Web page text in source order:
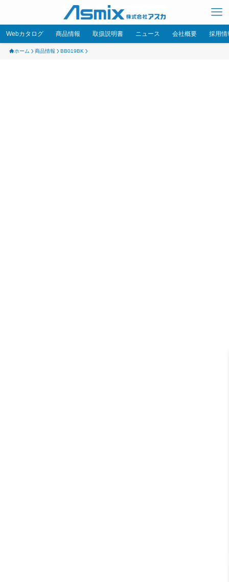
Webカタログ 商品情報 取扱説明書 ニュース 会社概要 採用情
ホーム 商品情報 BB019BK